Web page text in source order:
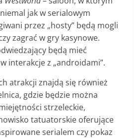
jak w serialowym
przez „hosty” będą mogli
zagrać w gry kasynowe.
będą mieć
interakcje z „androidami”.
atrakcji znajdą się również
gdzie będzie można
strzeleckie,
tatuatorskie oferujące
serialem czy pokaz